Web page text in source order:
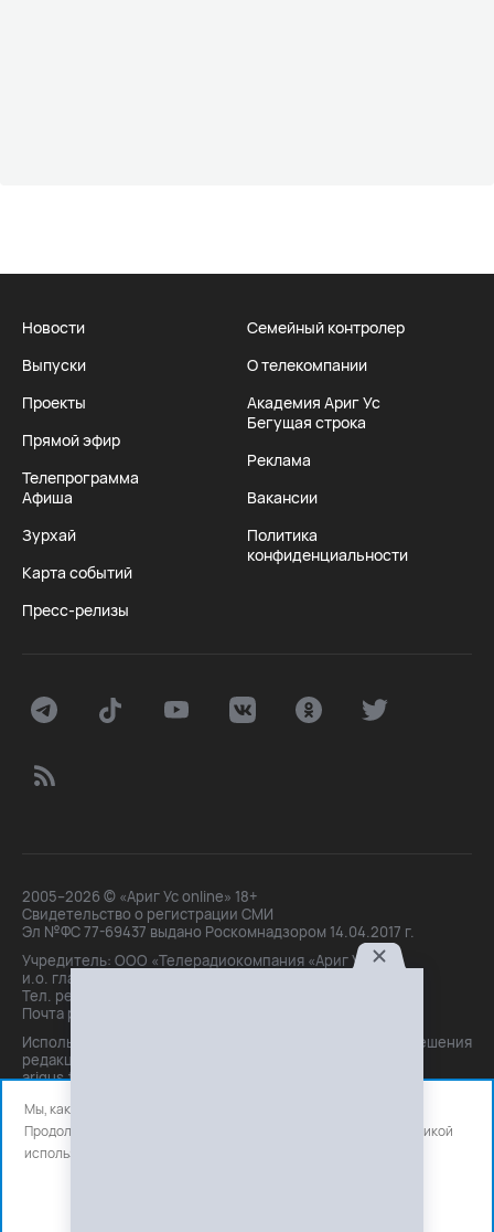
Новости
Выпуски
Проекты
Прямой эфир
Телепрограмма
Афиша
Зурхай
Карта событий
Пресс-релизы
Семейный контролер
О телекомпании
Академия Ариг Ус
Бегущая строка
Реклама
Вакансии
Политика
конфиденциальности
2005–2026 © «Ариг Ус online» 18+
Свидетельство о регистрации СМИ
Эл №ФС 77-69437 выдано Роскомнадзором 14.04.2017 г.
Учредитель: ООО «Телерадиокомпания «Ариг Ус»,
и.о. главного редактора: Маханова О.Б.
Тел. peдakции: +7(3012)21-30-14,
Почта peдakции: editor@arigus.tv
Использование материалов только с письменного разрешения
редакции. При цитировании прямая активная ссылка на
arigus.tv обязательна.
Мы, как и все используем файлы cookie и сервисы аналитики.
Продолжая использовать сайт, вы соглашаетесь с нашей
политикой
использования